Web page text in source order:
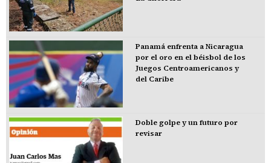
Panamá enfrenta a Nicaragua
por el oro en el béisbol de los
Juegos Centroamericanos y
del Caribe
Doble golpe y un futuro por
revisar